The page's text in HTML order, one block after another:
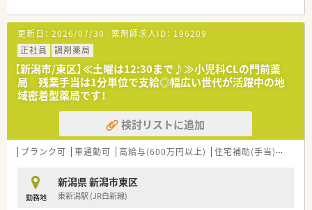
【勤務実態について】
■月火木金は18時までの勤務となっており、水曜日と土曜日は
午前中のみの営業でメリハリがつきます。
■残業時間は1分単位でしっかりと計算されて支給されるため、
働いた分の還元が受けられる安心の体制です。
■新潟県内に90店舗以上のネットワークがあるため、近隣の店
舗からのヘルプ体制がしっかりと整っています。
【こんな取り組みをしています】
■出産や育児をサポートするため、お子様が3歳になるまでの育
児短時間勤務制度を導入し活用しています。
ントの奨励金が出る持株会制度がございます。
■会社指示での転居を伴う異動の際には、家賃の8割を会社が負
担する手厚い借上社宅制度を利用できます。
更新日： 2026/07/30 薬剤師求人ID： 196209
正社員
調剤薬局
【新潟市/東区】≪土曜は12:30まで♪≫小児科CLの門前薬
局 残業手当は1分単位で支給◎幅広い世代が活躍中の地
域密着型薬局です！
検討リストに追加
ブランク可 車通勤可 高給与(600万円以上) 住宅補助(手当)あり
勤務地
新潟県 新潟市東区
東新潟駅 (JR白新線)